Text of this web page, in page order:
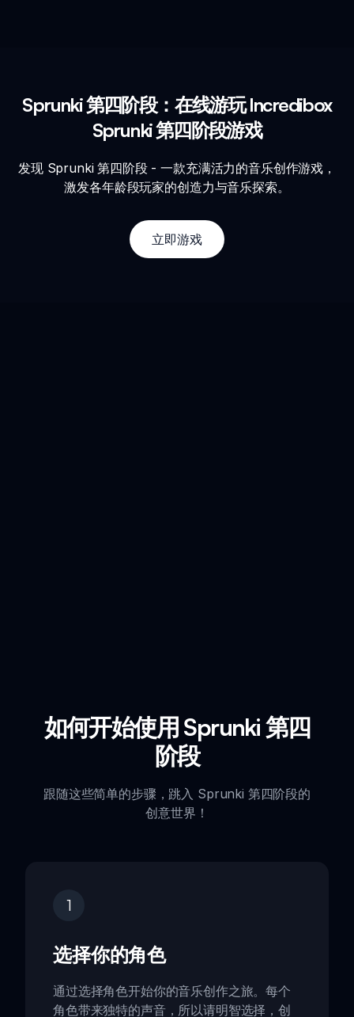
Sprunki 第四阶段：在线游玩 Incredibox
Sprunki 第四阶段游戏
发现 Sprunki 第四阶段 - 一款充满活力的音乐创作游戏，
激发各年龄段玩家的创造力与音乐探索。
立即游戏
如何开始使用 Sprunki 第四
阶段
跟随这些简单的步骤，跳入 Sprunki 第四阶段的
创意世界！
1
选择你的角色
通过选择角色开始你的音乐创作之旅。每个
角色带来独特的声音，所以请明智选择，创